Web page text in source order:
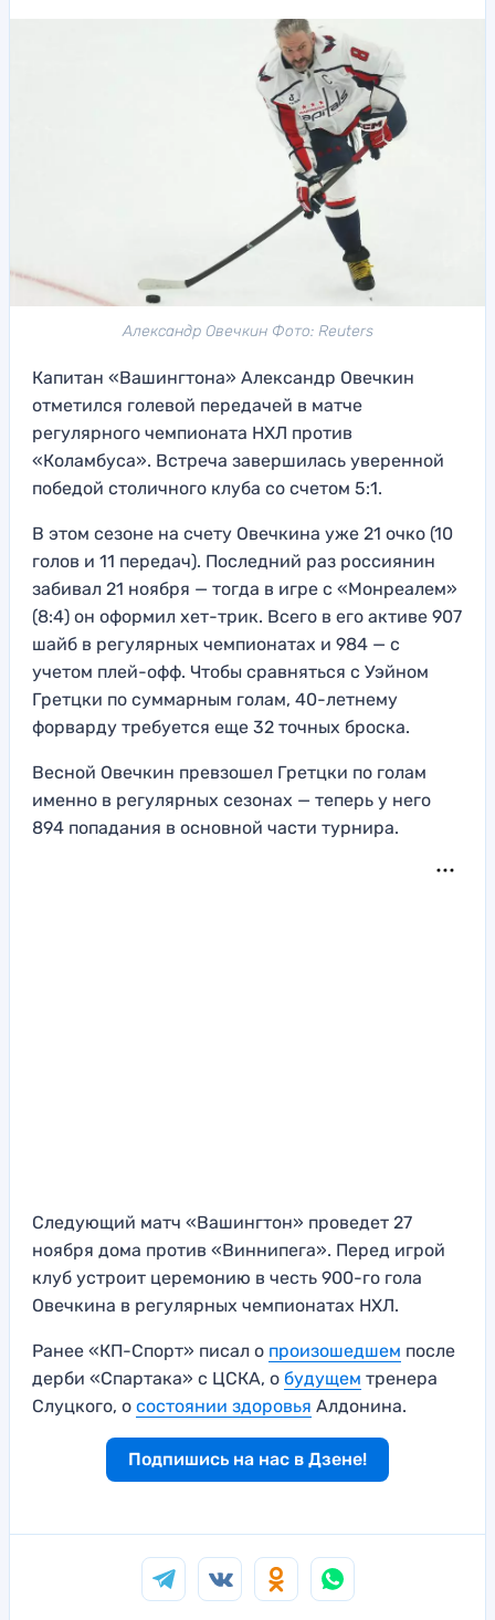
Александр Овечкин Фото: Reuters
Капитан «Вашингтона» Александр Овечкин
отметился голевой передачей в матче
регулярного чемпионата НХЛ против
«Коламбуса». Встреча завершилась уверенной
победой столичного клуба со счетом 5:1.
В этом сезоне на счету Овечкина уже 21 очко (10
голов и 11 передач). Последний раз россиянин
забивал 21 ноября — тогда в игре с «Монреалем»
(8:4) он оформил хет-трик. Всего в его активе 907
шайб в регулярных чемпионатах и 984 — с
учетом плей-офф. Чтобы сравняться с Уэйном
Гретцки по суммарным голам, 40-летнему
форварду требуется еще 32 точных броска.
Весной Овечкин превзошел Гретцки по голам
именно в регулярных сезонах — теперь у него
894 попадания в основной части турнира.
Следующий матч «Вашингтон» проведет 27
ноября дома против «Виннипега». Перед игрой
клуб устроит церемонию в честь 900-го гола
Овечкина в регулярных чемпионатах НХЛ.
Ранее «КП-Спорт» писал о произошедшем после
дерби «Спартака» с ЦСКА, о будущем тренера
Слуцкого, о состоянии здоровья Алдонина.
Подпишись на нас в Дзене!